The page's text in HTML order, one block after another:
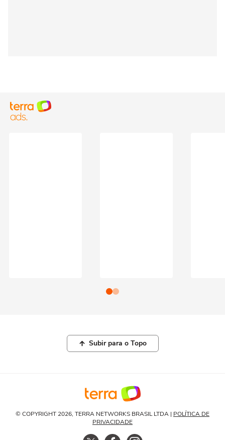
Subir para o Topo
© COPYRIGHT 2026, TERRA NETWORKS BRASIL LTDA | POLÍTICA DE
PRIVACIDADE